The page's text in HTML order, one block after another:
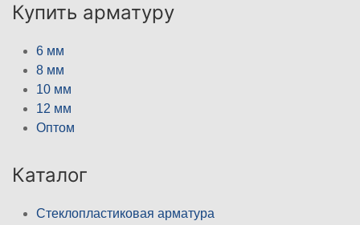
Купить арматуру
6 мм
8 мм
10 мм
12 мм
Оптом
Каталог
Стеклопластиковая арматура